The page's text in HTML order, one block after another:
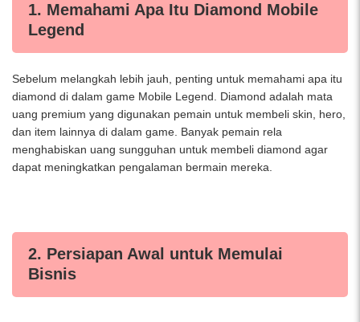
1. Memahami Apa Itu Diamond Mobile
Legend
Sebelum melangkah lebih jauh, penting untuk memahami apa itu
diamond di dalam game Mobile Legend. Diamond adalah mata
uang premium yang digunakan pemain untuk membeli skin, hero,
dan item lainnya di dalam game. Banyak pemain rela
menghabiskan uang sungguhan untuk membeli diamond agar
dapat meningkatkan pengalaman bermain mereka.
2. Persiapan Awal untuk Memulai
Bisnis